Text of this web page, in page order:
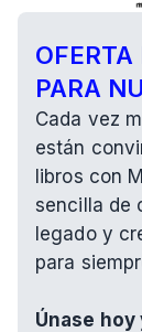
PARA
Cada vez
están
libros con
sencilla de
legado y
para
Únase